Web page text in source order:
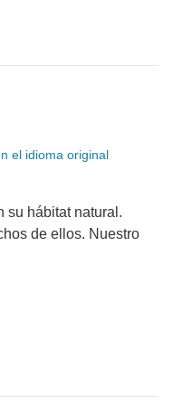
el idioma original
su hábitat natural.
de ellos. Nuestro